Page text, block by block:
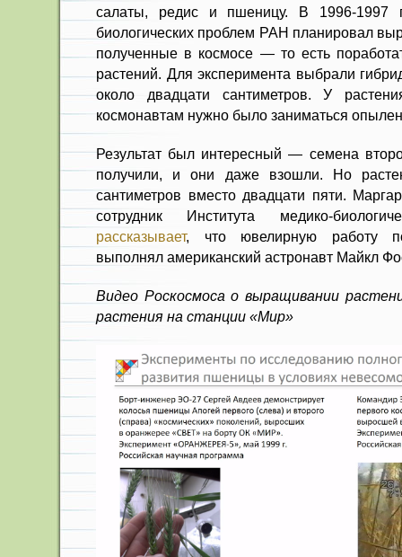
салаты, редис и пшеницу. В 1996-1997
биологических проблем РАН планировал
полученные в космосе — то есть
растений. Для эксперимента выбрали
около двадцати сантиметров. У
космонавтам нужно было заниматься
Результат был интересный — семена
получили, и они даже взошли. Но
сантиметров вместо двадцати пяти.
сотрудник Института медико-
рассказывает, что ювелирную работу
выполнял американский астронавт Майкл
Видео Роскосмоса о выращивании
растения на станции «Мир»